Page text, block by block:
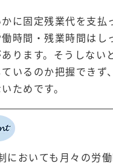
に固定残業代を支払
時間・残業時間はし
ります。そうしない
いるのか把握できず
ためです。
においても月々の労